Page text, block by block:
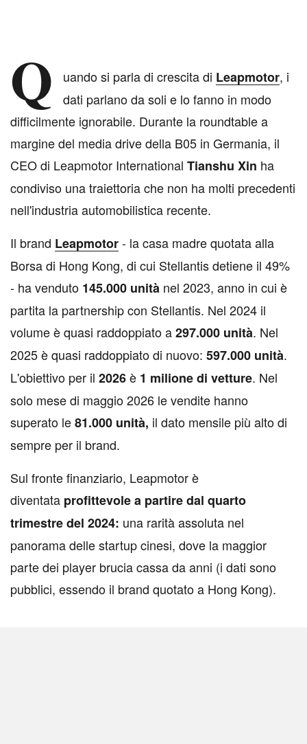
Q uando si parla di crescita di Leapmotor, i
dati parlano da soli e lo fanno in modo
difficilmente ignorabile. Durante la roundtable a
margine del media drive della B05 in Germania, il
CEO di Leapmotor International Tianshu Xin ha
condiviso una traiettoria che non ha molti precedenti
nell'industria automobilistica recente.
Il brand Leapmotor- la casa madre quotata alla
Borsa di Hong Kong, di cui Stellantis detiene il 49%
- ha venduto 145.000 unità nel 2023, anno in cui è
partita la partnership con Stellantis. Nel 2024 il
volume è quasi raddoppiato a297.000 unità. Nel
2025 è quasi raddoppiato di nuovo: 597.000 unità.
L'obiettivo per il 2026è 1 milione di vetture. Nel
solo mese di maggio 2026 le vendite hanno
superato le81.000 unità, il dato mensile più alto di
sempre per il brand.
Sul fronte finanziario, Leapmotor è
diventata profittevole a partire dal quarto
trimestre del 2024: una rarità assoluta nel
panorama delle startup cinesi, dove la maggior
parte dei player brucia cassa da anni (i dati sono
pubblici, essendo il brand quotato a Hong Kong).